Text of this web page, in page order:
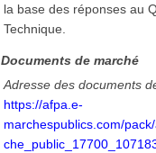
la base des réponses au
Technique.
Documents de marché
Adresse des documents
https://afpa.e-
marchespublics.com/